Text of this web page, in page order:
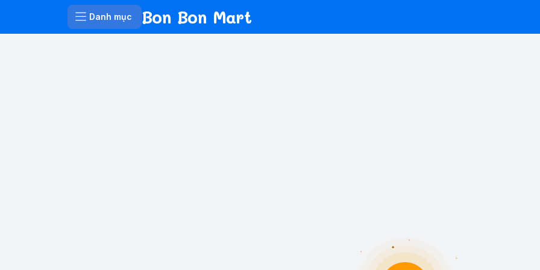
Danh mục Bon Bon Mart